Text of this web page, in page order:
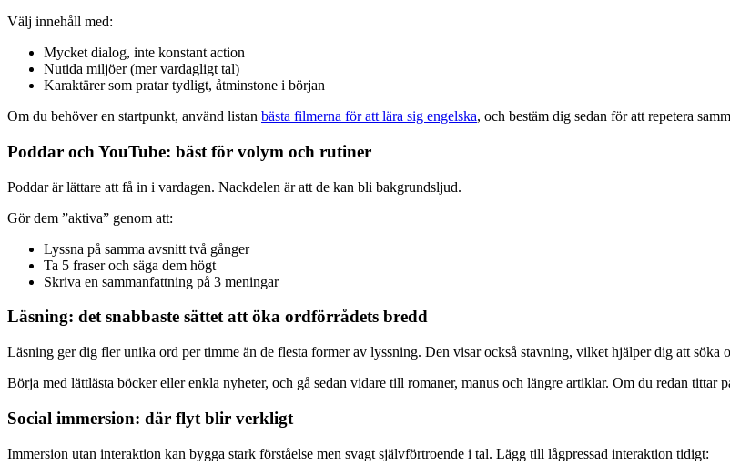
Välj innehåll med:
Mycket dialog, inte konstant action
Nutida miljöer (mer vardagligt tal)
Karaktärer som pratar tydligt, åtminstone i början
Om du behöver en startpunkt, använd listan bästa filmerna för att lära sig engelska, och bestäm dig sedan för att repetera
Poddar och YouTube: bäst för volym och rutiner
Poddar är lättare att få in i vardagen. Nackdelen är att de kan bli bakgrundsljud.
Gör dem ”aktiva” genom att:
Lyssna på samma avsnitt två gånger
Ta 5 fraser och säga dem högt
Skriva en sammanfattning på 3 meningar
Läsning: det snabbaste sättet att öka ordförrådets bredd
Läsning ger dig fler unika ord per timme än de flesta former av lyssning. Den visar också stavning, vilket hjälper dig att söka
Börja med lättlästa böcker eller enkla nyheter, och gå sedan vidare till romaner, manus och längre artiklar. Om du redan tittar
Social immersion: där flyt blir verkligt
Immersion utan interaktion kan bygga stark förståelse men svagt självförtroende i tal. Lägg till lågpressad interaktion tidigt: